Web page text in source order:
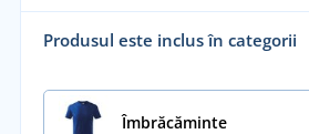
Produsul este inclus în categorii
Îmbrăcăminte